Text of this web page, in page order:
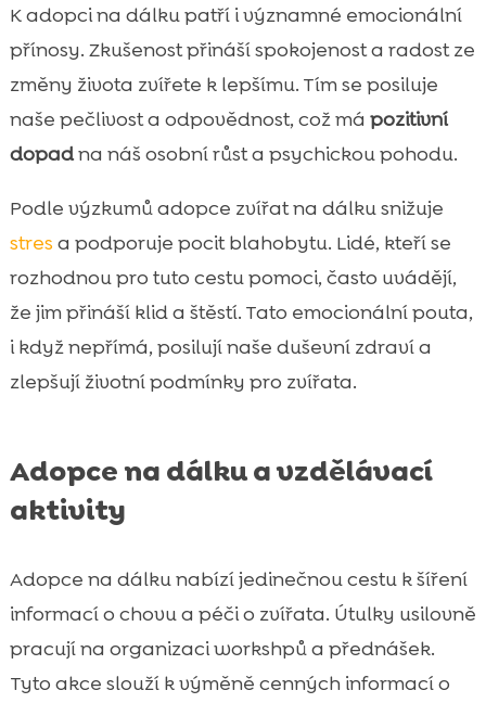
K adopci na dálku patří i významné emocionální
přínosy. Zkušenost přináší spokojenost a radost ze
změny života zvířete k lepšímu. Tím se posiluje
naše pečlivost a odpovědnost, což má pozitivní
dopadna náš osobní růst a psychickou pohodu.
Podle výzkumů adopce zvířat na dálku snižuje
stres a podporuje pocit blahobytu. Lidé, kteří se
rozhodnou pro tuto cestu pomoci, často uvádějí,
že jim přináší klid a štěstí. Tato emocionální pouta,
i když nepřímá, posilují naše duševní zdraví a
zlepšují životní podmínky pro zvířata.
Adopce na dálku a vzdělávací
aktivity
Adopce na dálku nabízí jedinečnou cestu k šíření
informací o chovu a péči o zvířata. Útulky usilovně
pracují na organizaci workshpů a přednášek.
Tyto akce slouží k výměně cenných informací o